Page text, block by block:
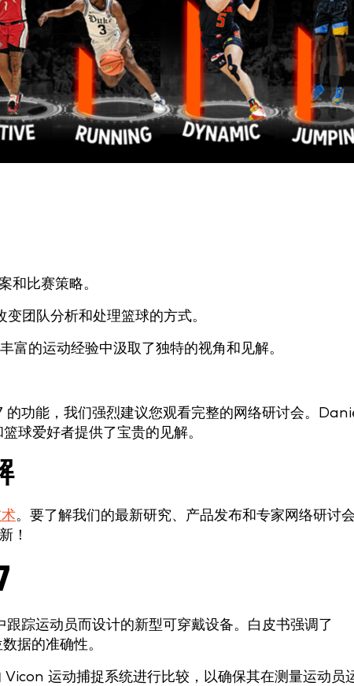
和比赛策略。
团队分析和处理篮球的方式。
的运动经验中汲取了独特的视角和见解。
功能，我们强烈建议您观看完整的网络研讨会。
球爱好者提供了宝贵的见解。
。要了解我们的最新研究、产品发布和专家网络研讨
！
踪运动员而设计的新型可穿戴设备。白皮书强调了
据的准确性。
运动捕捉系统进行比较，以确保其在测量运动员